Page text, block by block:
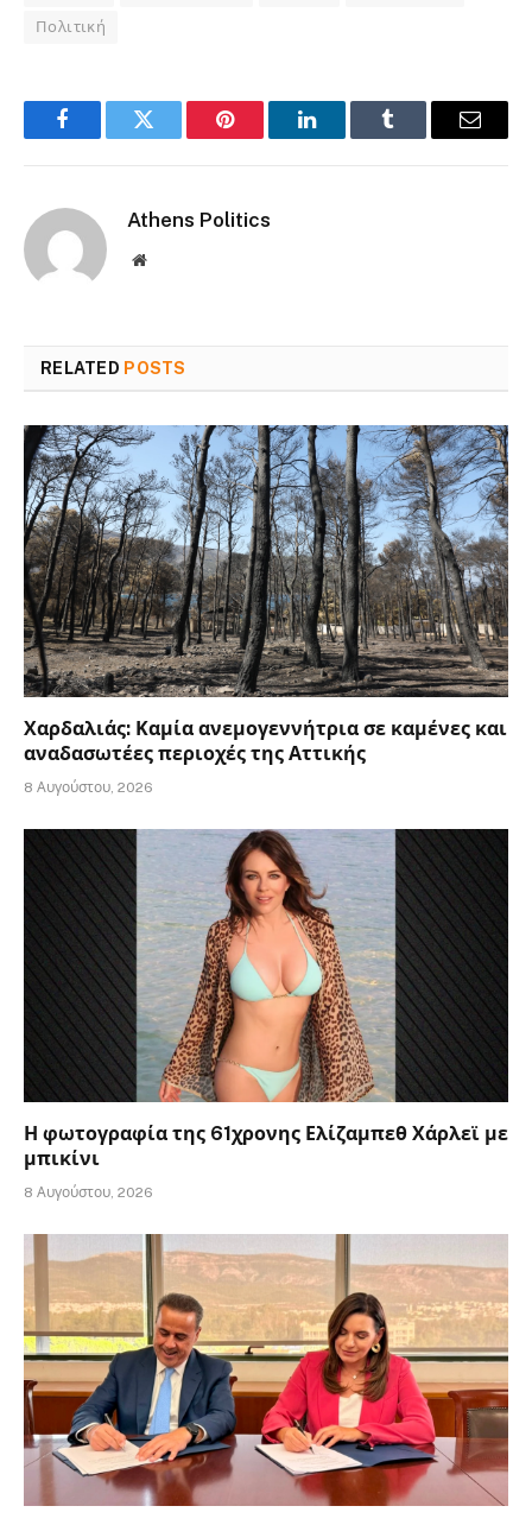
Πολιτική
FacebookTwitter Pinterest LinkedInTumblr Email
Athens Politics
Website
RELATED POSTS
Χαρδαλιάς: Καμία ανεμογεννήτρια σε καμένες και
αναδασωτέες περιοχές της Αττικής
8 Αυγούστου, 2026
Η φωτογραφία της 61χρονης Ελίζαμπεθ Χάρλεϊ με
μπικίνι
8 Αυγούστου, 2026